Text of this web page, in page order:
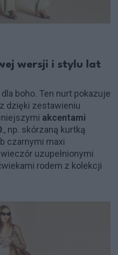
wersji i stylu lat
boho. Ten nurt pokazuje
dzięki zestawieniu
akcentami
., np. skórzaną kurtką
czarnymi maxi
uzupełnionymi
rodem z kolekcji